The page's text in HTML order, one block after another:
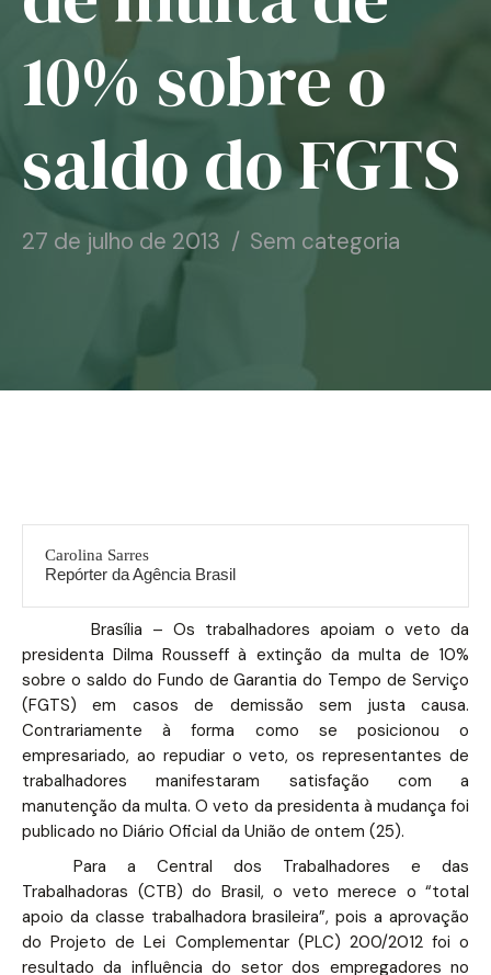
Notícias
Associe-se
10% sobre o
saldo do FGTS
27 de julho de 2013 Sem categoria
Carolina Sarres
Repórter da Agência Brasil
Brasília – Os trabalhadores apoiam o veto da
presidenta Dilma Rousseff à extinção da multa de 10%
sobre o saldo do Fundo de Garantia do Tempo de Serviço
(FGTS) em casos de demissão sem justa causa.
Contrariamente à forma como se posicionou o
empresariado, ao repudiar o veto, os representantes de
trabalhadores manifestaram satisfação com a
manutenção da multa. O veto da presidenta à mudança foi
publicado no Diário Oficial da União de ontem (25).
Para a Central dos Trabalhadores e das
Trabalhadoras (CTB) do Brasil, o veto merece o “total
apoio da classe trabalhadora brasileira”, pois a aprovação
do Projeto de Lei Complementar (PLC) 200/2012 foi o
resultado da influência do setor dos empregadores no